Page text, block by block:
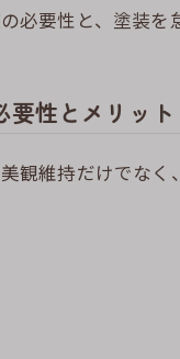
必要性と、塗装を
性とメリット
観維持だけでなく